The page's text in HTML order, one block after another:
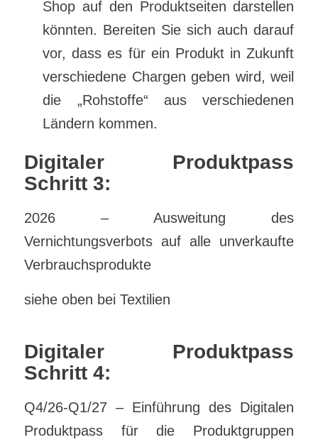
Shop auf den Produktseiten darstellen
könnten. Bereiten Sie sich auch darauf
vor, dass es für ein Produkt in Zukunft
verschiedene Chargen geben wird, weil
die „Rohstoffe“ aus verschiedenen
Ländern kommen.
Digitaler Produktpass
Schritt 3:
2026 – Ausweitung des
Vernichtungsverbots auf alle unverkaufte
Verbrauchsprodukte
siehe oben bei Textilien
Digitaler Produktpass
Schritt 4:
Q4/26-Q1/27 – Einführung des Digitalen
Produktpass für die Produktgruppen